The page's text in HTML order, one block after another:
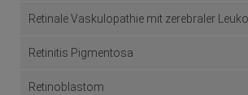
Retinale Vaskulopathie mit zerebraler
Retinitis Pigmentosa
Retinoblastom